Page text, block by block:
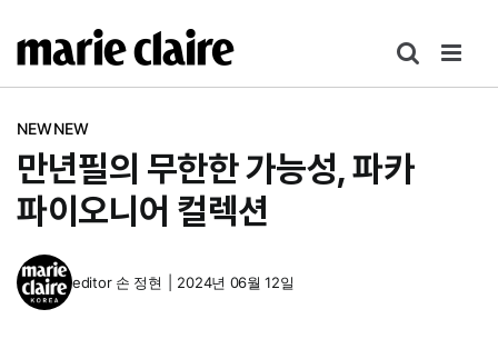
텐
기
NEWNEW
만년필의 무한한 가능성, 파카
파이오니어 컬렉션
editor 손 정현 2024년 06월 12일